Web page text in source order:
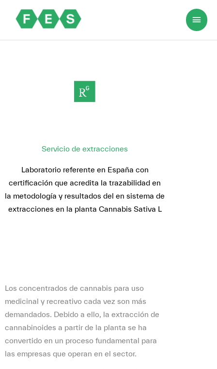
Servicio de extracciones
Laboratorio referente en España con
certificación que acredita la trazabilidad en
la metodología y resultados del en sistema de
extracciones en la planta Cannabis Sativa L
Los concentrados de cannabis para uso
medicinal y recreativo cada vez son más
demandados. Debido a ello, la extracción de
cannabinoides a partir de la planta se ha
convertido en un proceso fundamental para
las empresas que operan en el sector.